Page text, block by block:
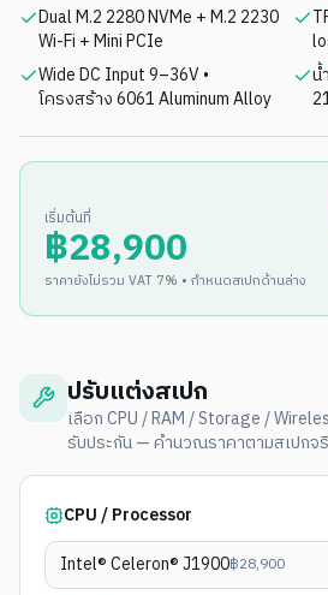
Dual M.2 2280 NVMe + M.2 2230
Wi-Fi + Mini PCIe
Wide DC Input 9–36V •
โครงสร้าง 6061 Aluminum Alloy
น้
เริ่มต้นที่
฿28,900
ราคายังไม่รวม VAT 7% • กำหนดสเปกด้านล่าง
ปรับแต่งสเปก
เลือก CPU / RAM / Storage /
รับประกัน — คำนวณราคาตามสเปกจ
CPU / Processor
Intel® Celeron® J1900฿28,900